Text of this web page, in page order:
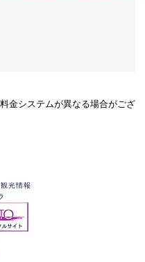
金システムが異なる場合がござ
光情報